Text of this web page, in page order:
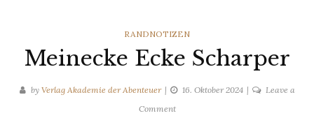
CATEGORIES
RANDNOTIZEN
Meinecke Ecke Scharper
by Verlag Akademie der Abenteuer 16. Oktober 2024
Leave a
Commenton